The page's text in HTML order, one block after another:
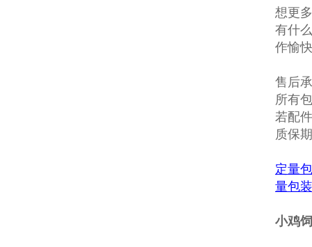
想更
有什
作愉
售后
所有
若配
质保
定量
量包
小鸡